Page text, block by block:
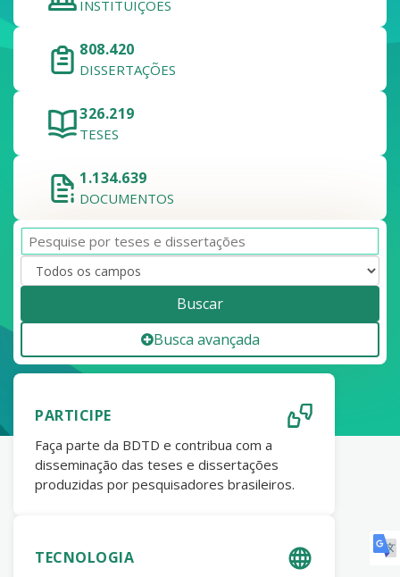
INSTITUIÇÕES
808.420
DISSERTAÇÕES
326.219
TESES
1.134.639
DOCUMENTOS
Buscar
Busca avançada
PARTICIPE
Faça parte da BDTD e contribua com a
disseminação das teses e dissertações
produzidas por pesquisadores brasileiros.
TECNOLOGIA